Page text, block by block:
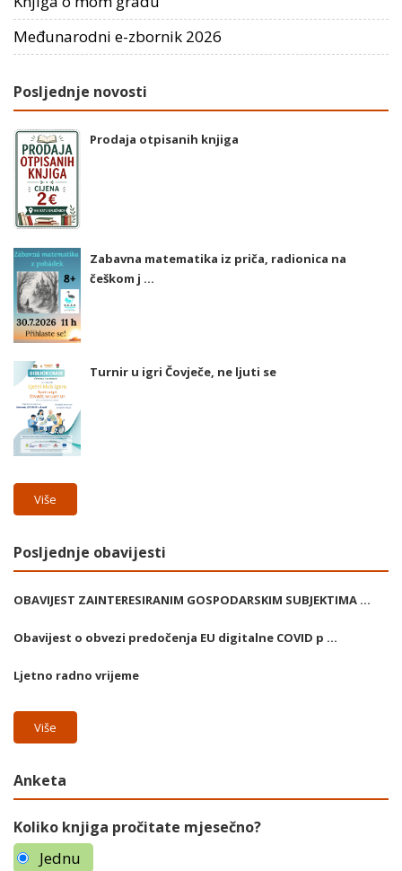
Međunarodni e-zbornik 2026
Posljednje novosti
Prodaja otpisanih knjiga
Zabavna matematika iz priča, radionica na
češkom j ...
Turnir u igri Čovječe, ne ljuti se
Više
Posljednje obavijesti
OBAVIJEST ZAINTERESIRANIM GOSPODARSKIM SUBJEKTIMA ...
Obavijest o obvezi predočenja EU digitalne COVID p ...
Ljetno radno vrijeme
Više
Anketa
Koliko knjiga pročitate mjesečno?
Jednu